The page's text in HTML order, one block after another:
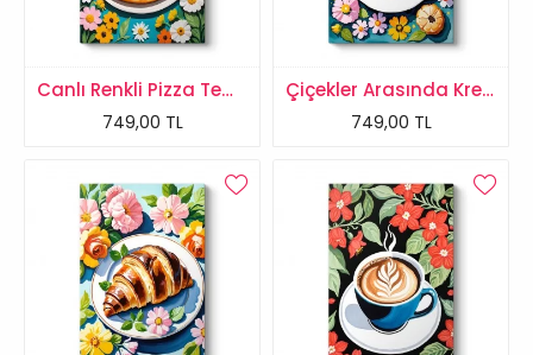
Canlı Renkli Pizza Temalı Kanvas Tablo
749,00 TL
Çiçekler Arasında Kremalı Kruvasan Tablosu
749,00 TL